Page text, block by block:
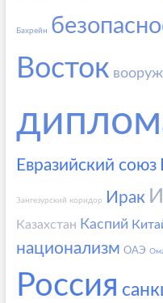
Бахрейн
Восток
Евразийский союз
Зангезурский коридор Ирак
Казахстан Каспий
национализм ОАЭ
Россия